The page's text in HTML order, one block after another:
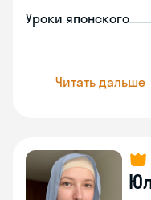
Уроки японского
Читать дальше